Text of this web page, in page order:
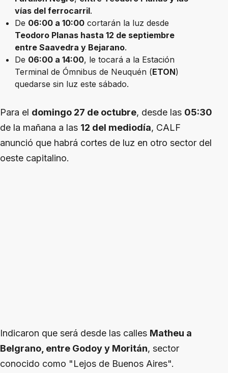
vías del ferrocarril.
De 06:00 a 10:00cortarán la luz desde
Teodoro Planas hasta 12 de septiembre
entre Saavedra y Bejarano.
De 06:00 a 14:00, le tocará a la Estación
Terminal de Ómnibus de Neuquén (ETON)
quedarse sin luz este sábado.
Para el domingo 27 de octubre, desde las 05:30
de la mañana a las 12 del mediodía, CALF
anunció que habrá cortes de luz en otro sector del
oeste capitalino.
Indicaron que será desde las calles Matheu a
Belgrano, entre Godoy y Moritán, sector
conocido como "Lejos de Buenos Aires".